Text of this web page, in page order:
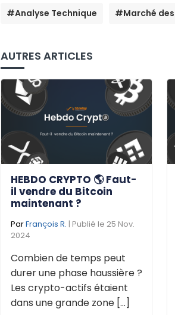
#Analyse Technique #Marché
AUTRES ARTICLES
HEBDO CRYPTO 🌎 Faut-
il vendre du Bitcoin
maintenant ?
ParFrançois R. | Publié le 25 Nov.
2024
Combien de temps peut
durer une phase haussière ?
Les crypto-actifs étaient
dans une grande zone [...]